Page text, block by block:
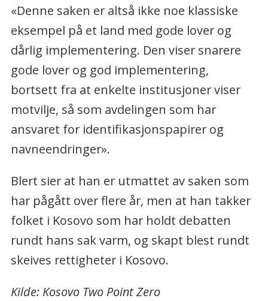
«Denne saken er altså ikke noe klassiske
eksempel på et land med gode lover og
dårlig implementering. Den viser snarere
gode lover og god implementering,
bortsett fra at enkelte institusjoner viser
motvilje, så som avdelingen som har
ansvaret for identifikasjonspapirer og
navneendringer».
Blert sier at han er utmattet av saken som
har pågått over flere år, men at han takker
folket i Kosovo som har holdt debatten
rundt hans sak varm, og skapt blest rundt
skeives rettigheter i Kosovo.
Kilde: Kosovo Two Point Zero